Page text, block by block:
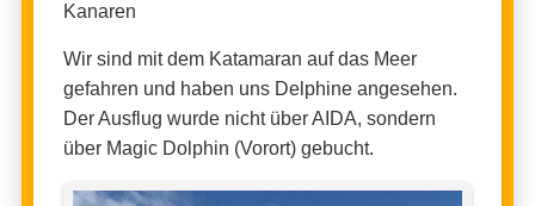
Kanaren
Wir sind mit dem Katamaran auf das Meer
gefahren und haben uns Delphine angesehen.
Der Ausflug wurde nicht über AIDA, sondern
über Magic Dolphin (Vorort) gebucht.